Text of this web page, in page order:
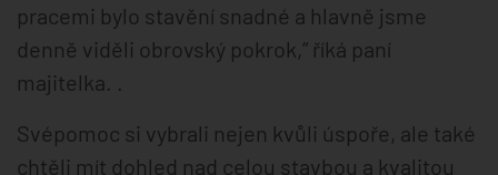
pracemi bylo stavění snadné a hlavně jsme
denně viděli obrovský pokrok,“ říká paní
majitelka. .
Svépomoc si vybrali nejen kvůli úspoře, ale také
chtěli mít dohled nad celou stavbou a kvalitou